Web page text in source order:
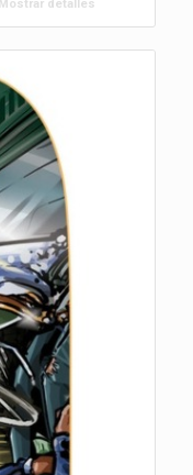
Mostrar detalles